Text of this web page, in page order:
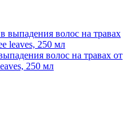
волос на травах от
250 мл